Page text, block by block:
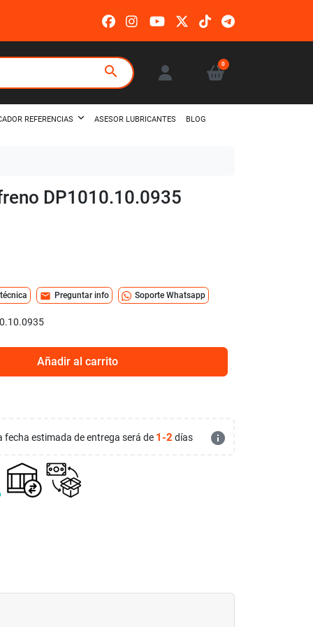
search 0
REFERENCIAS ASESOR LUBRICANTES BLOG
DP1010.10.0935
mail Preguntar info Soporte Whatsapp
Añadir al carrito
fecha estimada de entrega será de 1-2 días info